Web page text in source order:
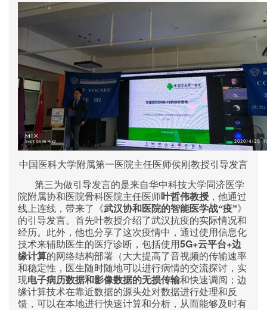
中国医科大学附属第一医院主任医师侯刚教授引导发言
第三为做引导发言的是来自华中科技大学同济医学
院附属协和医院骨科医院主任医师叶哲伟教授 ，他通过
线上连线，带来了《武汉协和医院的智能医学战“疫”》
的引导发言。首先叶教授介绍了武汉抗疫的实际情况和
经历。此外，他也分享了这次疫情中，通过使用信息化
技术来辅助医生的医疗诊断，包括使用5G+云平台+边
缘计算的网络结构部署（大大提高了音视频的传输速率
和稳定性，医生随时随地可以进行病情的交流探讨，实
现电子病历数据和影像数据的无损传输和快速调阅；边
缘计算技术在靠近数据的源头处对数据进行处理和反
馈，可以在本地进行快速计算和分析，从而能够及时有